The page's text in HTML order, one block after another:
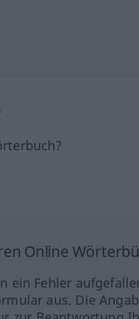
Online
ein Fehler
aus. Die